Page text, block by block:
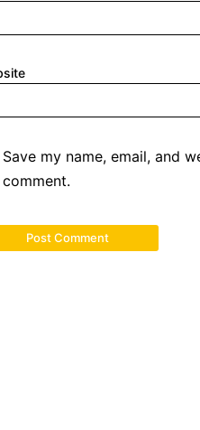
Save my name, email, and
comment.